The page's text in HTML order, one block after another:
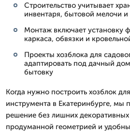
Строительство учитывает
инвентаря, бытовой мелочи
Монтаж включает установку
каркаса, обвязки и
Проекты хозблока для
адаптировать под дачный
бытовку
Когда нужно построить хозблок
инструмента в Екатеринбурге, мы
решение без лишних
продуманной геометрией и